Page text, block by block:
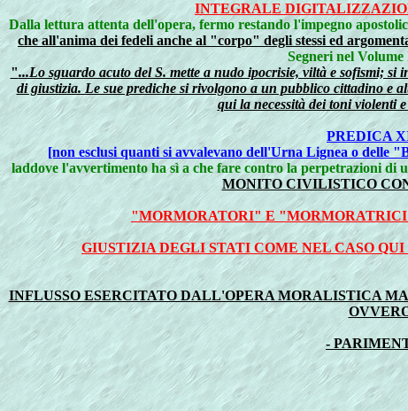
INTEGRALE
Dalla lettura attenta dell'opera, fermo restando l'impegno
che all'anima dei fedeli anche al "corpo" degli stessi ed
Segneri nel
"...Lo sguardo acuto del S. mette a nudo ipocrisie, viltà e sofismi;
di giustizia. Le sue prediche si rivolgono a un pubblico cittadino e
qui la necessità dei toni violenti
PREDICA
[non esclusi quanti si avvalevano dell'Urna Lignea o delle
laddove l'avvertimento ha sì a che fare contro la perpetrazioni di
MONITO CIVILISTICO
"MORMORATORI" E
GIUSTIZIA DEGLI STATI COME NEL CASO
INFLUSSO ESERCITATO DALL'OPERA MORALISTICA
-